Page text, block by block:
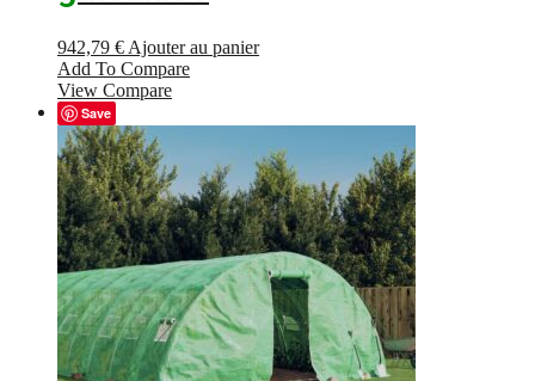
942,79 € Ajouter au panier
Add To Compare
View Compare
Save